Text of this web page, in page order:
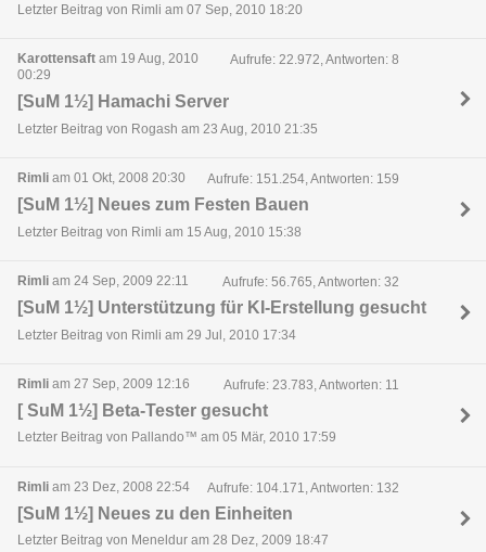
Letzter Beitrag von Rimli am 07 Sep, 2010 18:20
Karottensaft am 19 Aug, 2010
00:29
Aufrufe: 22.972, Antworten: 8
[SuM 1½] Hamachi Server
Letzter Beitrag von Rogash am 23 Aug, 2010 21:35
Rimli am 01 Okt, 2008 20:30 Aufrufe: 151.254, Antworten: 159
[SuM 1½] Neues zum Festen Bauen
Letzter Beitrag von Rimli am 15 Aug, 2010 15:38
Rimli am 24 Sep, 2009 22:11 Aufrufe: 56.765, Antworten: 32
[SuM 1½] Unterstützung für KI-Erstellung gesucht
Letzter Beitrag von Rimli am 29 Jul, 2010 17:34
Rimli am 27 Sep, 2009 12:16 Aufrufe: 23.783, Antworten: 11
[ SuM 1½] Beta-Tester gesucht
Letzter Beitrag von Pallando™ am 05 Mär, 2010 17:59
Rimli am 23 Dez, 2008 22:54 Aufrufe: 104.171, Antworten: 132
[SuM 1½] Neues zu den Einheiten
Letzter Beitrag von Meneldur am 28 Dez, 2009 18:47